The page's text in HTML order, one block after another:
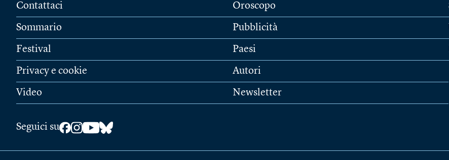
Contattaci
Sommario
Festival
Privacy e cookie
Video
Oroscopo
Pubblicità
Paesi
Autori
Newsletter
Seguici su